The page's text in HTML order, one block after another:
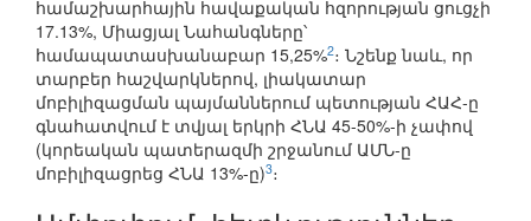
համաշխարհային հավաքական հզորության ցուցչի
17.13%, Միացյալ Նահանգները՝
համապատասխանաբար 15,25%2։ Նշենք նաև, որ
տարբեր հաշվարկներով, լիակատար
մոբիլիզացման պայմաններում պետության ՀԱՀ-ը
գնահատվում է տվյալ երկրի ՀՆԱ 45-50%-ի չափով
(կորեական պատերազմի շրջանում ԱՄՆ-ը
մոբիլիզացրեց ՀՆԱ 13%-ը)3։